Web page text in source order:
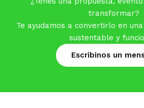
transformar?
Te ayudamos a convertirlo en
sustentable y
Escribinos un